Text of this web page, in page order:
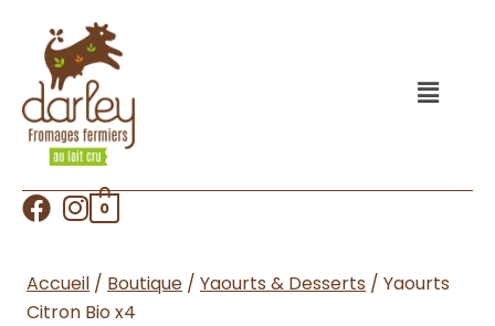
0
Accueil / Boutique / Yaourts & Desserts / Yaourts
Citron Bio x4